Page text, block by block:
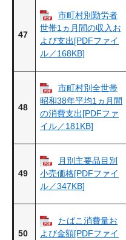
47
市町村別勤労者
世帯1ヵ月間の収入お
よび支出[PDFファイ
ル／168KB]
48
市町村別全世帯
昭和38年平均1ヵ月間
の消費支出[PDFファ
イル／181KB]
49
月別主要品目別
小売価格[PDFファイ
ル／347KB]
50
たばこ消費量お
よび金額[PDFファイ